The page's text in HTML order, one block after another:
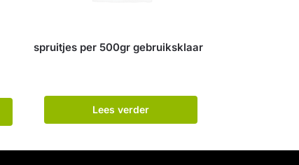
spruitjes per 500gr gebruiksklaar
Lees verder